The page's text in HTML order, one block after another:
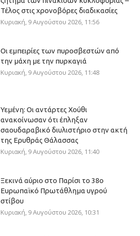
Τέλος στις χρονοβόρες διαδικασίες
Κυριακή, 9 Αυγούστου 2026, 11:56
Οι εμπειρίες των πυροσβεστών από
την μάχη με την πυρκαγιά
Κυριακή, 9 Αυγούστου 2026, 11:48
Υεμένη: Οι αντάρτες Χούθι
ανακοίνωσαν ότι έπληξαν
σαουδαραβικό διυλιστήριο στην ακτή
της Ερυθράς Θάλασσας
Κυριακή, 9 Αυγούστου 2026, 11:40
Ξεκινά αύριο στο Παρίσι το 38ο
Ευρωπαϊκό Πρωτάθλημα υγρού
στίβου
Κυριακή, 9 Αυγούστου 2026, 10:31